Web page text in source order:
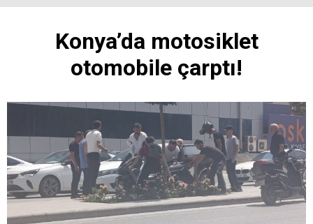
Konya’da motosiklet
otomobile çarptı!